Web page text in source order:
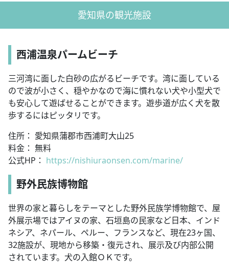
愛知県の観光施設
西浦温泉パームビーチ
三河湾に面した白砂の広がるビーチです。湾に面している
ので波が小さく、穏やかなので海に慣れない犬や小型犬で
も安心して遊ばせることができます。遊歩道が広く犬を散
歩するにはピッタリです。
住所： 愛知県蒲郡市西浦町大山25
料金： 無料
公式HP： https://nishiuraonsen.com/marine/
野外民族博物館
世界の家と暮らしをテーマとした野外民族学博物館で、屋
外展示場ではアイヌの家、石垣島の民家など日本、インド
ネシア、ネパール、ペルー、フランスなど、現在23ヶ国、
32施設が、現地から移築・復元され、展示及び内部公開
されています。犬の入館ＯＫです。